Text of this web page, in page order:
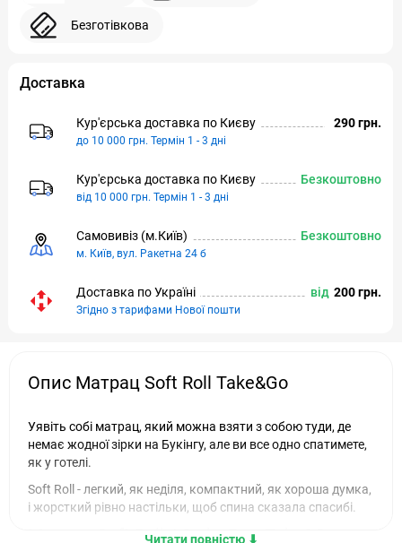
Безготівкова
Доставка
Кур'єрська доставка по Києву
до 10 000 грн. Термін 1 - 3 дні
290 грн.
Кур'єрська доставка по Києву
від 10 000 грн. Термін 1 - 3 дні
Безкоштовно
Самовивіз (м.Київ)
м. Київ, вул. Ракетна 24 б
Безкоштовно
Доставка по Україні
Згідно з тарифами Нової пошти
від 200 грн.
Опис Матрац Soft Roll Take&Go
Уявіть собі матрац, який можна взяти з собою туди, де
немає жодної зірки на Букінгу, але ви все одно спатимете,
як у готелі.
Soft Roll - легкий, як неділя, компактний, як хороша думка,
і жорсткий рівно настільки, щоб спина сказала спасибі.
Матрац Soft Roll / Софт Рол Take&Go -
Читати повністю ⬇︎